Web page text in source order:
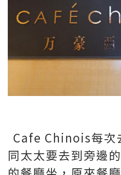
Cafe Chinois每次
同太太要去到旁邊